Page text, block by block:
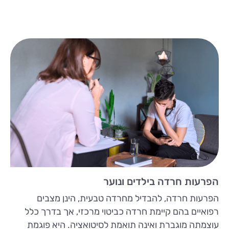
הפרעות חרדה בילדים ונוער
הפרעות חרדה, להבדיל מחרדה טבעית, הינן מצבים
רפואיים בהם קיימת חרדה כביטוי מרכזי, אך בדרך כלל
עוצמתה מוגברת ואינה תואמת לסיטואציה. היא פוגמת